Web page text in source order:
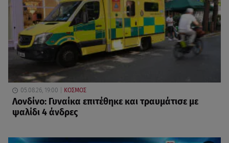
05.08.26, 19:00 ΚΟΣΜΟΣ
Λονδίνο: Γυναίκα επιτέθηκε και τραυμάτισε με
ψαλίδι 4 άνδρες